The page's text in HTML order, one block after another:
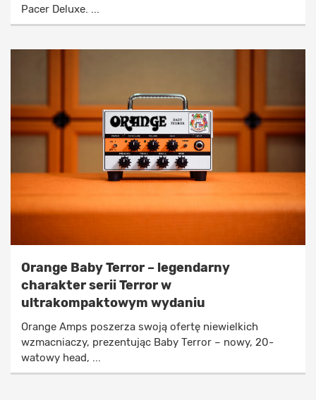
Pacer Deluxe. ...
Orange Baby Terror – legendarny
charakter serii Terror w
ultrakompaktowym wydaniu
Orange Amps poszerza swoją ofertę niewielkich
wzmacniaczy, prezentując Baby Terror – nowy, 20-
watowy head, ...